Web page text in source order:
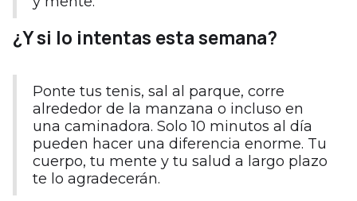
¿Y si lo intentas esta semana?
Ponte tus tenis, sal al parque, corre
alrededor de la manzana o incluso en
una caminadora. Solo 10 minutos al día
pueden hacer una diferencia enorme. Tu
cuerpo, tu mente y tu salud a largo plazo
te lo agradecerán.